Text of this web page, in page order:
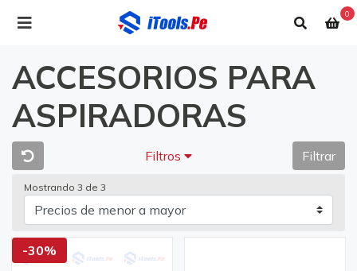
0
ACCESORIOS PARA
ASPIRADORAS
Filtros Filtrar
Mostrando 3 de 3
-30%